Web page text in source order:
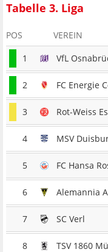
Tabelle 3. Liga
POS VEREIN
1
VfL
2 FC Energie
3 Rot-Weiss
4 MSV
5 FC Hansa
6 Alemannia
7 SC Verl
8 TSV 1860